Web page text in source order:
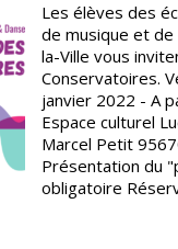
Les élèves des
de musique et
la-Ville vous
Conservatoires.
janvier 2022 - A
Espace culturel
Marcel Petit
Présentation du
obligatoire